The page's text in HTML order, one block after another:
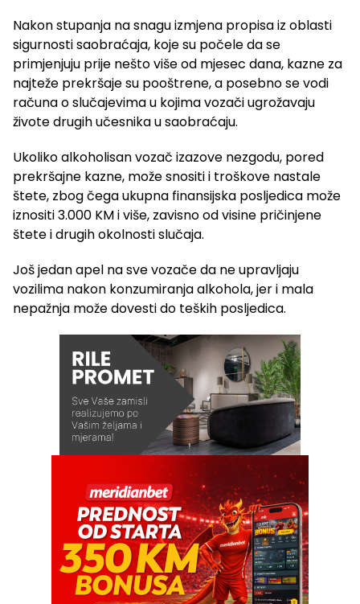
Nakon stupanja na snagu izmjena propisa iz oblasti
sigurnosti saobraćaja, koje su počele da se
primjenjuju prije nešto više od mjesec dana, kazne za
najteže prekršaje su pooštrene, a posebno se vodi
računa o slučajevima u kojima vozači ugrožavaju
živote drugih učesnika u saobraćaju.
Ukoliko alkoholisan vozač izazove nezgodu, pored
prekršajne kazne, može snositi i troškove nastale
štete, zbog čega ukupna finansijska posljedica može
iznositi 3.000 KM i više, zavisno od visine pričinjene
štete i drugih okolnosti slučaja.
Još jedan apel na sve vozače da ne upravljaju
vozilima nakon konzumiranja alkohola, jer i mala
nepažnja može dovesti do teških posljedica.